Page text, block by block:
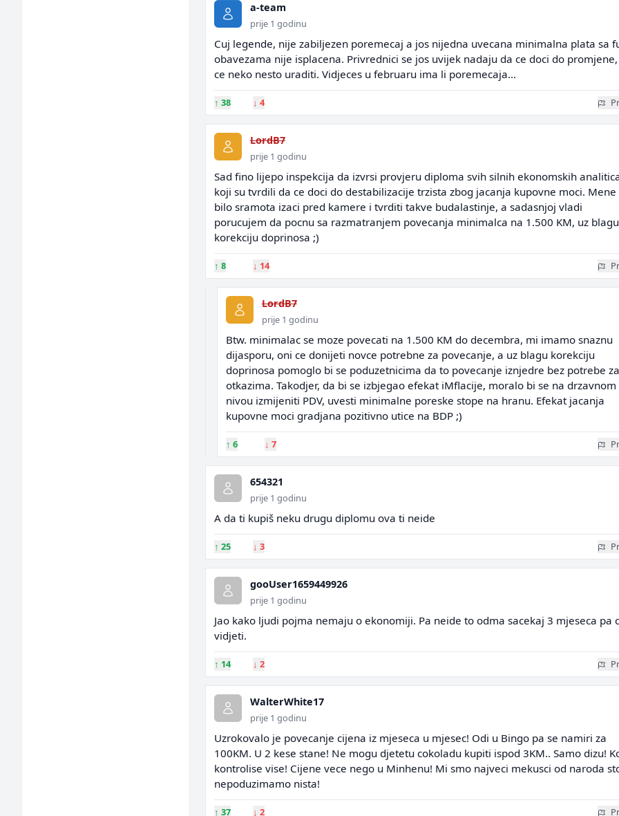
a-team
prije 1 godinu
Cuj legende, nije zabiljezen poremecaj a jos nijedna uvecana minimalna plata sa
obavezama nije isplacena. Privrednici se jos uvijek nadaju da ce doci do
ce neko nesto uraditi. Vidjeces u februaru ima li poremecaja...
↑ 38 ↓ 4
LordB7
prije 1 godinu
Sad fino lijepo inspekcija da izvrsi provjeru diploma svih silnih ekonomskih
koji su tvrdili da ce doci do destabilizacije trzista zbog jacanja kupovne moci. Mene
bilo sramota izaci pred kamere i tvrditi takve budalastinje, a sadasnjoj vladi
porucujem da pocnu sa razmatranjem povecanja minimalca na 1.500 KM, uz blagu
korekciju doprinosa ;)
↑ 8 ↓ 14
LordB7
prije 1 godinu
Btw. minimalac se moze povecati na 1.500 KM do decembra, mi imamo snaznu
dijasporu, oni ce donijeti novce potrebne za povecanje, a uz blagu korekciju
doprinosa pomoglo bi se poduzetnicima da to povecanje iznjedre bez potrebe za
otkazima. Takodjer, da bi se izbjegao efekat iMflacije, moralo bi se na drzavnom
nivou izmijeniti PDV, uvesti minimalne poreske stope na hranu. Efekat jacanja
kupovne moci gradjana pozitivno utice na BDP ;)
↑ 6 ↓ 7
654321
prije 1 godinu
A da ti kupiš neku drugu diplomu ova ti neide
↑ 25 ↓ 3
gooUser1659449926
prije 1 godinu
Jao kako ljudi pojma nemaju o ekonomiji. Pa neide to odma sacekaj 3 mjeseca pa
vidjeti.
↑ 14 ↓ 2
WalterWhite17
prije 1 godinu
Uzrokovalo je povecanje cijena iz mjeseca u mjesec! Odi u Bingo pa se namiri za
100KM. U 2 kese stane! Ne mogu djetetu cokoladu kupiti ispod 3KM.. Samo dizu!
kontrolise vise! Cijene vece nego u Minhenu! Mi smo najveci mekusci od naroda
nepoduzimamo nista!
↑ 37 ↓ 2